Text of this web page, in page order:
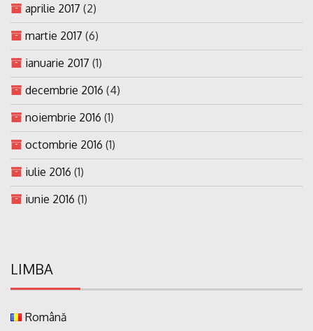
aprilie 2017 (2)
martie 2017 (6)
ianuarie 2017 (1)
decembrie 2016 (4)
noiembrie 2016 (1)
octombrie 2016 (1)
iulie 2016 (1)
iunie 2016 (1)
LIMBA
Română